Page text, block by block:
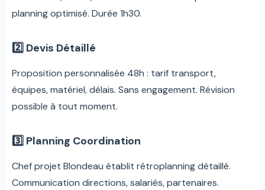
planning optimisé. Durée 1h30.
2️⃣ Devis Détaillé
Proposition personnalisée 48h : tarif transport,
équipes, matériel, délais. Sans engagement. Révision
possible à tout moment.
3️⃣ Planning Coordination
Chef projet Blondeau établit rétroplanning détaillé.
Communication directions, salariés, partenaires.